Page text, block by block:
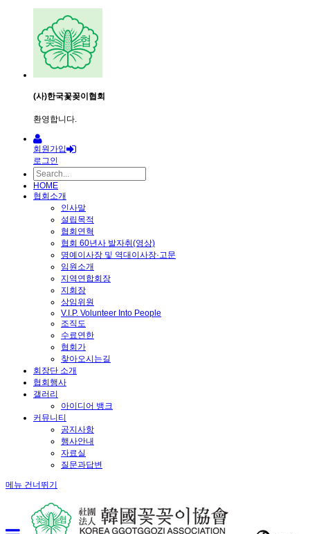
(사)한국꽃꽂이협회
환영합니다.
회원가입
로그인
HOME
협회소개
인사말
설립목적
협회연혁
협회 60년사 발자취(영상)
명예이사장 및 역대이사장·고문
임원소개
지역연합회장
지회장
상임위원
V.I.P. Volunteer Into People
조직도
수료연한
협회가
찾아오시는길
회장단 소개
협회행사
갤러리
아이디어 뱅크
커뮤니티
공지사항
행사안내
자료실
질문과답변
메뉴 건너뛰기